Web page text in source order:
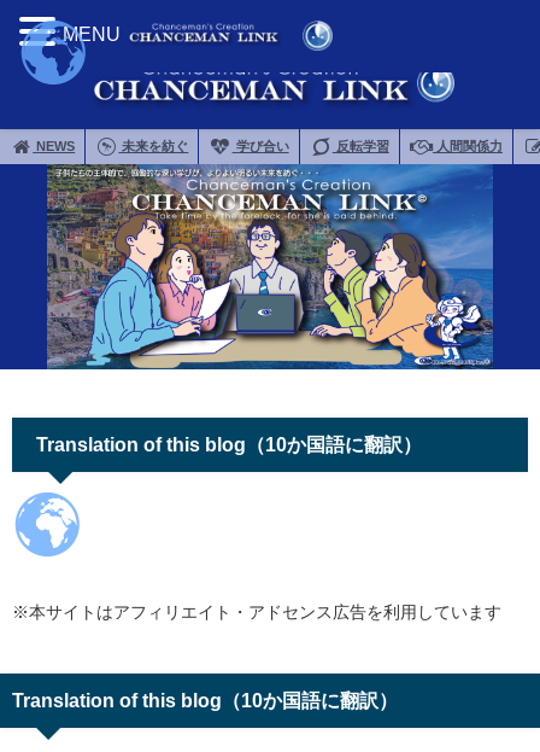
NEWS 未来を紡ぐ 学び合い 反転学習 人間関係力
Translation of this blog（10か国語に翻訳）
※本サイトはアフィリエイト・アドセンス広告を利用しています
Translation of this blog（10か国語に翻訳）
MENU